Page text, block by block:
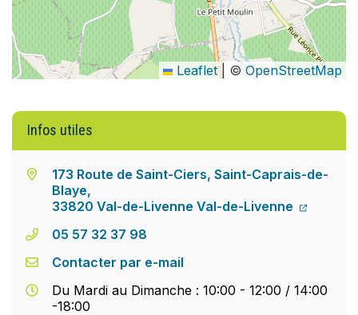
Leaflet | © OpenStreetMap
Infos utiles
173 Route de Saint-Ciers, Saint-Caprais-de-
Blaye,
33820 Val-de-Livenne Val-de-Livenne
05 57 32 37 98
Contacter par e-mail
Du Mardi au Dimanche : 10:00 - 12:00 / 14:00
-18:00